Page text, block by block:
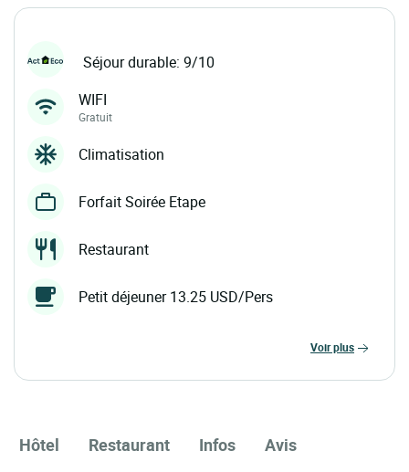
Séjour durable: 9/10
WIFI
Gratuit
Climatisation
Forfait Soirée Etape
Restaurant
Petit déjeuner 13.25 USD/Pers
voir plus
Hôtel Restaurant Infos Avis